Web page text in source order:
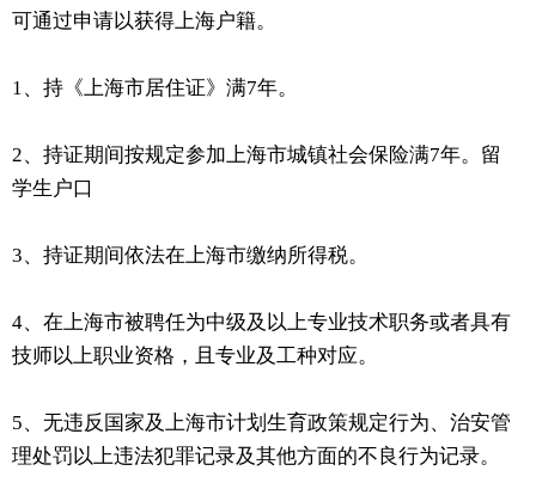
可通过申请以获得上海户籍。
1、持《上海市居住证》满7年。
2、持证期间按规定参加上海市城镇社会保险满7年。留
学生户口
3、持证期间依法在上海市缴纳所得税。
4、在上海市被聘任为中级及以上专业技术职务或者具有
技师以上职业资格，且专业及工种对应。
5、无违反国家及上海市计划生育政策规定行为、治安管
理处罚以上违法犯罪记录及其他方面的不良行为记录。